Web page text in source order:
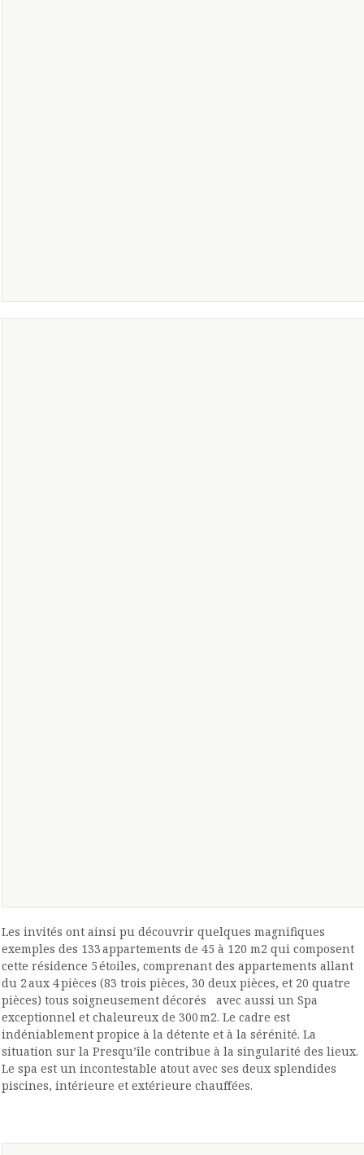
Les invités ont ainsi pu découvrir quelques magnifiques
exemples des 133 appartements de 45 à 120 m2 qui composent
cette résidence 5 étoiles, comprenant des appartements allant
du 2 aux 4 pièces (83 trois pièces, 30 deux pièces, et 20 quatre
pièces) tous soigneusement décorés avec aussi un Spa
exceptionnel et chaleureux de 300 m2. Le cadre est
indéniablement propice à la détente et à la sérénité. La
situation sur la Presqu’île contribue à la singularité des lieux.
Le spa est un incontestable atout avec ses deux splendides
piscines, intérieure et extérieure chauffées.